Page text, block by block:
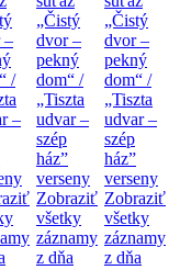
–
/
–
„Čistý
dvor –
pekný
dom“ /
„Tiszta
udvar –
szép
ház”
verseny
Zobraziť
všetky
záznamy
z dňa
„Čistý
dvor –
pekný
dom“ /
„Tiszta
udvar –
szép
ház”
verseny
Zobraziť
všetky
záznamy
z dňa